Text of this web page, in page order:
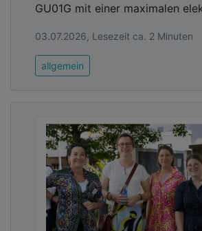
GU01G mit einer maximalen
03.07.2026, Lesezeit ca. 2 Minuten
allgemein